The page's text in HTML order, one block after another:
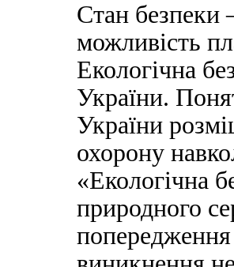
Стан безпеки
можливість
Екологічна
України.
України
охорону
«Екологічна
природного
попередження